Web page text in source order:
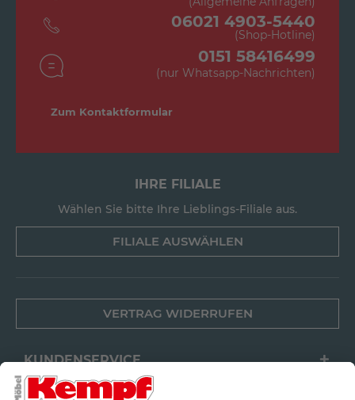
06021 4903-5440
(Shop-Hotline)
0151 58416499
(nur Whatsapp-Nachrichten)
Zum Kontaktformular
IHRE FILIALE
Wählen Sie bitte Ihre Lieblings-Filiale aus.
FILIALE AUSWÄHLEN
VERTRAG WIDERRUFEN
KUNDENSERVICE
FILIALEN